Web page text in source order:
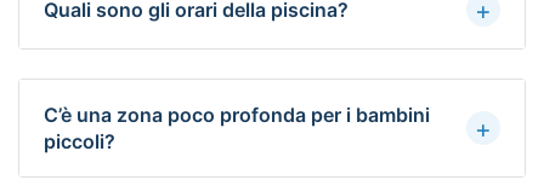
Quali sono gli orari della piscina? +
C’è una zona poco profonda per i bambini
piccoli?
+